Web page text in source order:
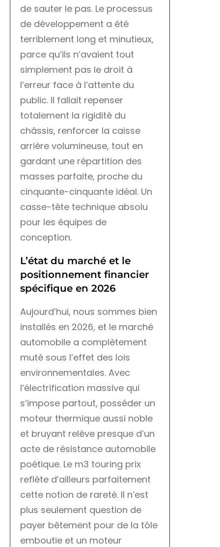
de sauter le pas. Le processus
de développement a été
terriblement long et minutieux,
parce qu’ils n’avaient tout
simplement pas le droit à
l’erreur face à l’attente du
public. Il fallait repenser
totalement la rigidité du
châssis, renforcer la caisse
arrière volumineuse, tout en
gardant une répartition des
masses parfaite, proche du
cinquante-cinquante idéal. Un
casse-tête technique absolu
pour les équipes de
conception.
L’état du marché et le
positionnement financier
spécifique en 2026
Aujourd’hui, nous sommes bien
installés en 2026, et le marché
automobile a complètement
muté sous l’effet des lois
environnementales. Avec
l’électrification massive qui
s’impose partout, posséder un
moteur thermique aussi noble
et bruyant relève presque d’un
acte de résistance automobile
poétique. Le m3 touring prix
reflète d’ailleurs parfaitement
cette notion de rareté. Il n’est
plus seulement question de
payer bêtement pour de la tôle
emboutie et un moteur